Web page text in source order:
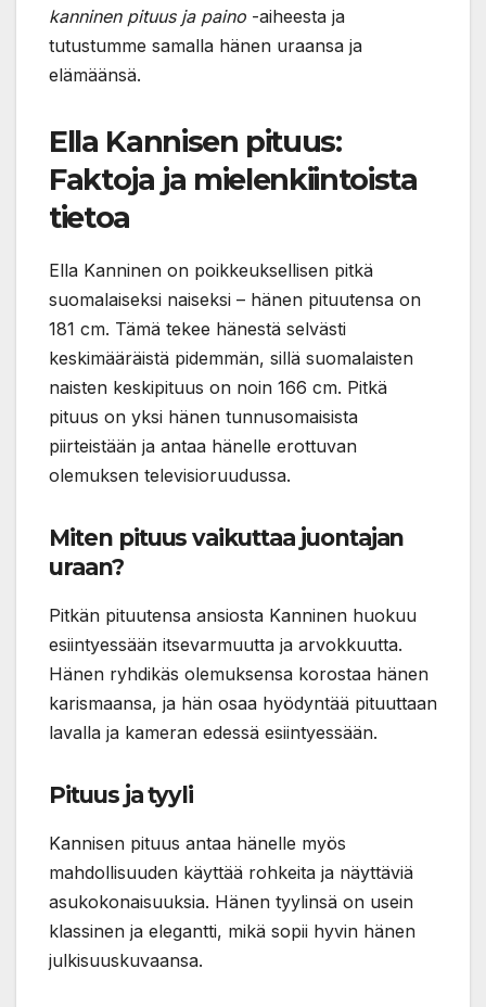
kanninen pituus ja paino -aiheesta ja
tutustumme samalla hänen uraansa ja
elämäänsä.
Ella Kannisen pituus:
Faktoja ja mielenkiintoista
tietoa
Ella Kanninen on poikkeuksellisen pitkä
suomalaiseksi naiseksi – hänen pituutensa on
181 cm. Tämä tekee hänestä selvästi
keskimääräistä pidemmän, sillä suomalaisten
naisten keskipituus on noin 166 cm. Pitkä
pituus on yksi hänen tunnusomaisista
piirteistään ja antaa hänelle erottuvan
olemuksen televisioruudussa.
Miten pituus vaikuttaa juontajan
uraan?
Pitkän pituutensa ansiosta Kanninen huokuu
esiintyessään itsevarmuutta ja arvokkuutta.
Hänen ryhdikäs olemuksensa korostaa hänen
karismaansa, ja hän osaa hyödyntää pituuttaan
lavalla ja kameran edessä esiintyessään.
Pituus ja tyyli
Kannisen pituus antaa hänelle myös
mahdollisuuden käyttää rohkeita ja näyttäviä
asukokonaisuuksia. Hänen tyylinsä on usein
klassinen ja elegantti, mikä sopii hyvin hänen
julkisuuskuvaansa.